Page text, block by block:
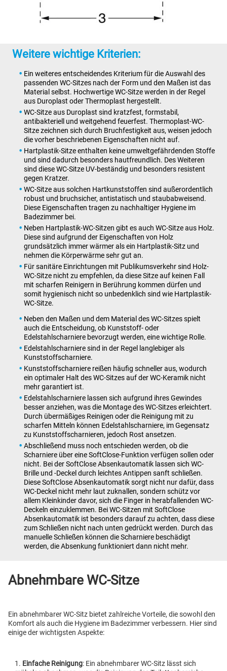
Weitere wichtige Kriterien:
Ein weiteres entscheidendes Kriterium für die Auswahl des
passenden WC-Sitzes nach der Form und den Maßen ist das
Material selbst. Hochwertige WC-Sitze werden in der Regel
aus Duroplast oder Thermoplast hergestellt.
WC-Sitze aus Duroplast sind kratzfest, formstabil,
antibakteriell und weitgehend feuerfest. Thermoplast-WC-
Sitze zeichnen sich durch Bruchfestigkeit aus, weisen jedoch
die vorher beschriebenen Eigenschaften nicht auf.
Hartplastik-Sitze enthalten keine umweltgefährdenden Stoffe
und sind dadurch besonders hautfreundlich. Des Weiteren
sind diese WC-Sitze UV-beständig und besonders resistent
gegen Kratzer.
WC-Sitze aus solchen Hartkunststoffen sind außerordentlich
robust und bruchsicher, antistatisch und staubabweisend.
Diese Eigenschaften tragen zu nachhaltiger Hygiene im
Badezimmer bei.
Neben Hartplastik-WC-Sitzen gibt es auch WC-Sitze aus Holz.
Diese sind aufgrund der Eigenschaften von Holz
grundsätzlich immer wärmer als ein Hartplastik-Sitz und
nehmen die Körperwärme sehr gut an.
Für sanitäre Einrichtungen mit Publikumsverkehr sind Holz-
WC-Sitze nicht zu empfehlen, da diese Sitze auf keinen Fall
mit scharfen Reinigern in Berührung kommen dürfen und
somit hygienisch nicht so unbedenklich sind wie Hartplastik-
WC-Sitze.
Neben den Maßen und dem Material des WC-Sitzes spielt
auch die Entscheidung, ob Kunststoff- oder
Edelstahlscharniere bevorzugt werden, eine wichtige Rolle.
Edelstahlscharniere sind in der Regel langlebiger als
Kunststoffscharniere.
Kunststoffscharniere reißen häufig schneller aus, wodurch
ein optimaler Halt des WC-Sitzes auf der WC-Keramik nicht
mehr garantiert ist.
Edelstahlscharniere lassen sich aufgrund ihres Gewindes
besser anziehen, was die Montage des WC-Sitzes erleichtert.
Durch übermäßiges Reinigen oder die Reinigung mit zu
scharfen Mitteln können Edelstahlscharniere, im Gegensatz
zu Kunststoffscharnieren, jedoch Rost ansetzen.
Abschließend muss noch entschieden werden, ob die
Scharniere über eine SoftClose-Funktion verfügen sollen oder
nicht. Bei der SoftClose Absenkautomatik lassen sich WC-
Brille und -Deckel durch leichtes Antippen sanft schließen.
Diese SoftClose Absenkautomatik sorgt nicht nur dafür, dass
WC-Deckel nicht mehr laut zuknallen, sondern schütz vor
allem Kleinkinder davor, sich die Finger in herabfallenden WC-
Deckeln einzuklemmen. Bei WC-Sitzen mit SoftClose
Absenkautomatik ist besonders darauf zu achten, dass diese
zum Schließen nicht nach unten gedrückt werden. Durch das
manuelle Schließen können die Scharniere beschädigt
werden, die Absenkung funktioniert dann nicht mehr.
Abnehmbare WC-Sitze
Ein abnehmbarer WC-Sitz bietet zahlreiche Vorteile, die sowohl den
Komfort als auch die Hygiene im Badezimmer verbessern. Hier sind
einige der wichtigsten Aspekte:
Einfache Reinigung: Ein abnehmbarer WC-Sitz lässt sich